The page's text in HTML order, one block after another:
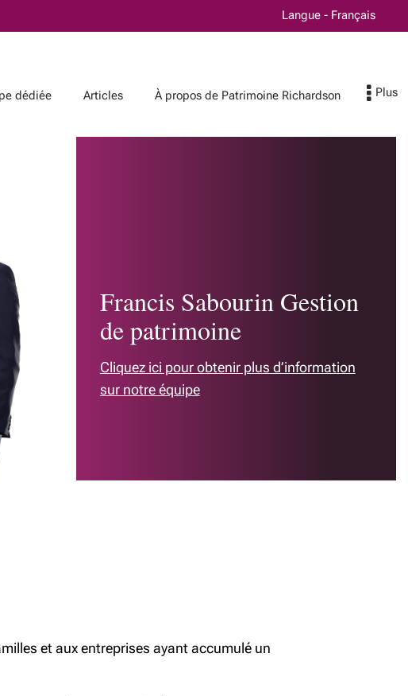
Langue - Français
dédiée Articles À propos de Patrimoine Richardson
Excellence fiduciaire
La sécurité de votre
patrimoine
Francis Sabourin Gestion
de patrimoine
Cliquez ici pour obtenir plus d’information
sur notre équipe
et aux entreprises ayant accumulé un